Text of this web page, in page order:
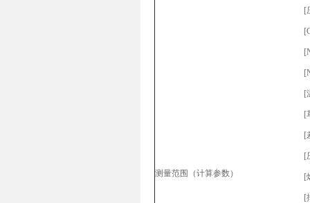
[
[
[
[
[
测量范围（计算参数）
[
[